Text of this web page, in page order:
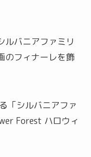
ルバニアファミリ
のフィナーレを飾
「シルバニアファ
Forest ハロウィ